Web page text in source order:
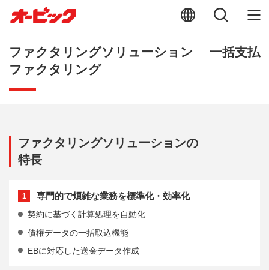
ファクタリングソリューション 一括支払
ファクタリング
ファクタリングソリューションの
特長
1 専門的で煩雑な業務を標準化・効率化
契約に基づく計算処理を自動化
債権データの一括取込機能
EBに対応した送金データ作成